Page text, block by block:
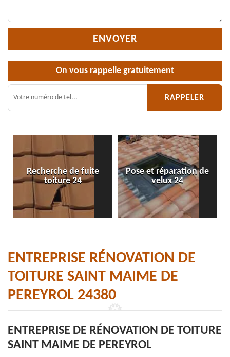
On vous rappelle gratuitement
Recherche de fuite
toiture 24
Pose et réparation de
velux 24
ENTREPRISE RÉNOVATION DE
TOITURE SAINT MAIME DE
PEREYROL 24380
ENTREPRISE DE RÉNOVATION DE TOITURE
SAINT MAIME DE PEREYROL